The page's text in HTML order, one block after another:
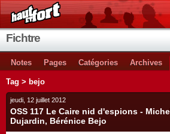
Fichtre
Notes Pages Catégories Archives
Tag > bejo
jeudi, 12 juillet 2012
OSS 117 Le Caire nid d'espions -
Dujardin, Bérénice Bejo